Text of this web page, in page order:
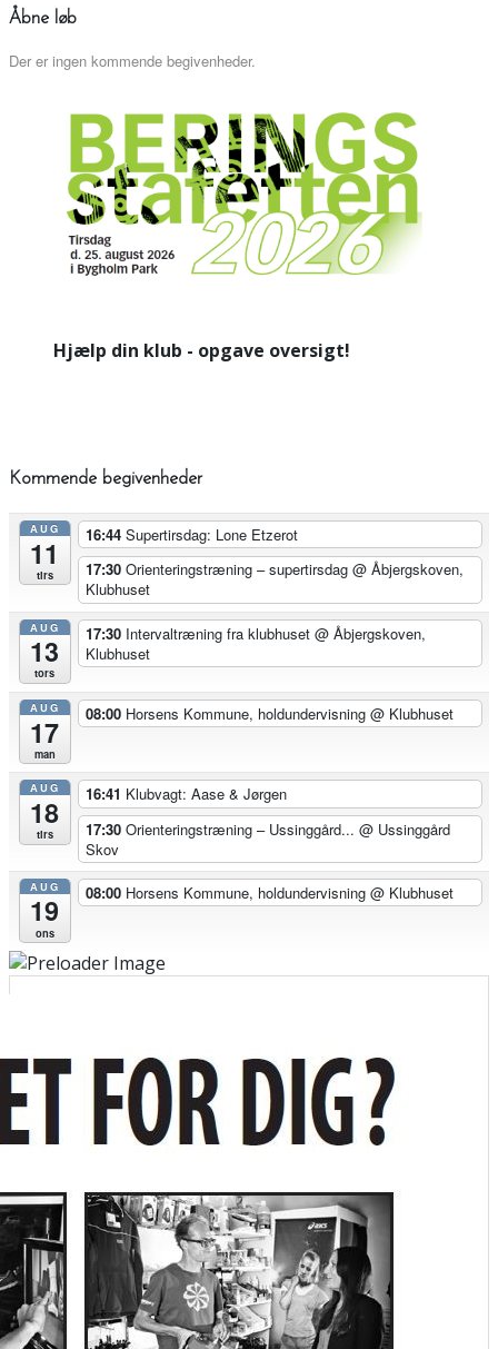
Åbne løb
Der er ingen kommende begivenheder.
Hjælp din klub - opgave oversigt!
Kommende begivenheder
AUG
11
tirs
16:44 Supertirsdag: Lone Etzerot
17:30 Orienteringstræning – supertirsdag @ Åbjergskoven,
Klubhuset
AUG
13
tors
17:30 Intervaltræning fra klubhuset @ Åbjergskoven,
Klubhuset
AUG
17
man
08:00 Horsens Kommune, holdundervisning @ Klubhuset
AUG
18
tirs
16:41 Klubvagt: Aase & Jørgen
17:30 Orienteringstræning – Ussinggård... @ Ussinggård
Skov
AUG
19
ons
08:00 Horsens Kommune, holdundervisning @ Klubhuset